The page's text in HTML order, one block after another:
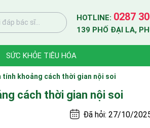
bác sĩ... HOTLINE: 0287
139 PHỐ ĐẠI LA,
SỨC KHỎE TIÊU HÓA
tính khoảng cách thời gian nội soi
cách thời gian nội soi
Đã hỏi: 27/10/